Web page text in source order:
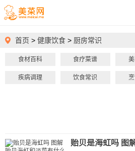
食材百科 食疗菜谱
疾病调理 饮食常识
首页 > 健康饮食 > 厨房常识
贻贝是海虹吗 图